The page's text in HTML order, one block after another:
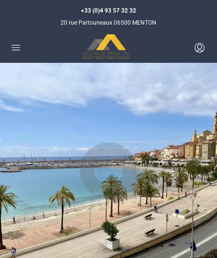
+33 (0)4 93 57 32 32
20 rue Partouneaux 06500 MENTON